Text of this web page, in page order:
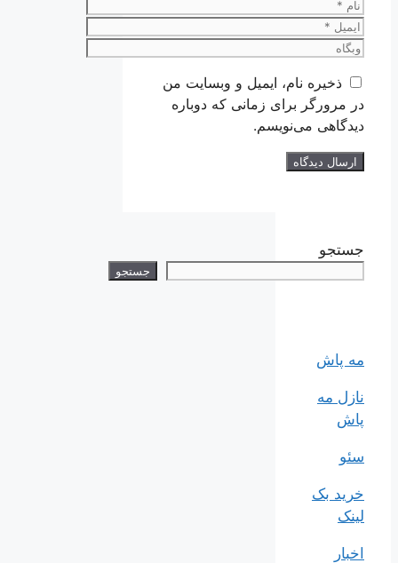
ایمیل
وبگاه
ذخیره نام، ایمیل و وبسایت من
در مرورگر برای زمانی که دوباره
دیدگاهی می‌نویسم.
جستجو
جستجو
مه پاش
نازل مه
پاش
سئو
خرید بک
لینک
اخبار